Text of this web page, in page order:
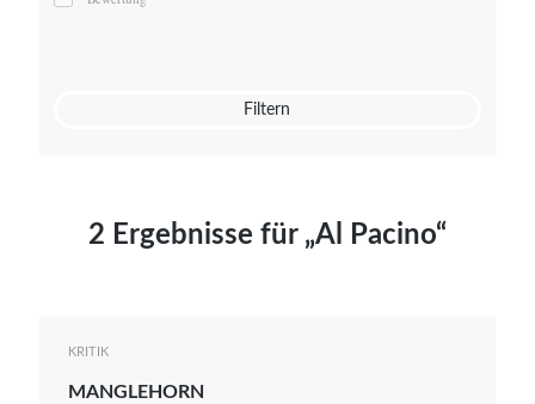
Mato von Vogelstein
Filtern
2 Ergebnisse für „Al Pacino“
KRITIK
MANGLEHORN